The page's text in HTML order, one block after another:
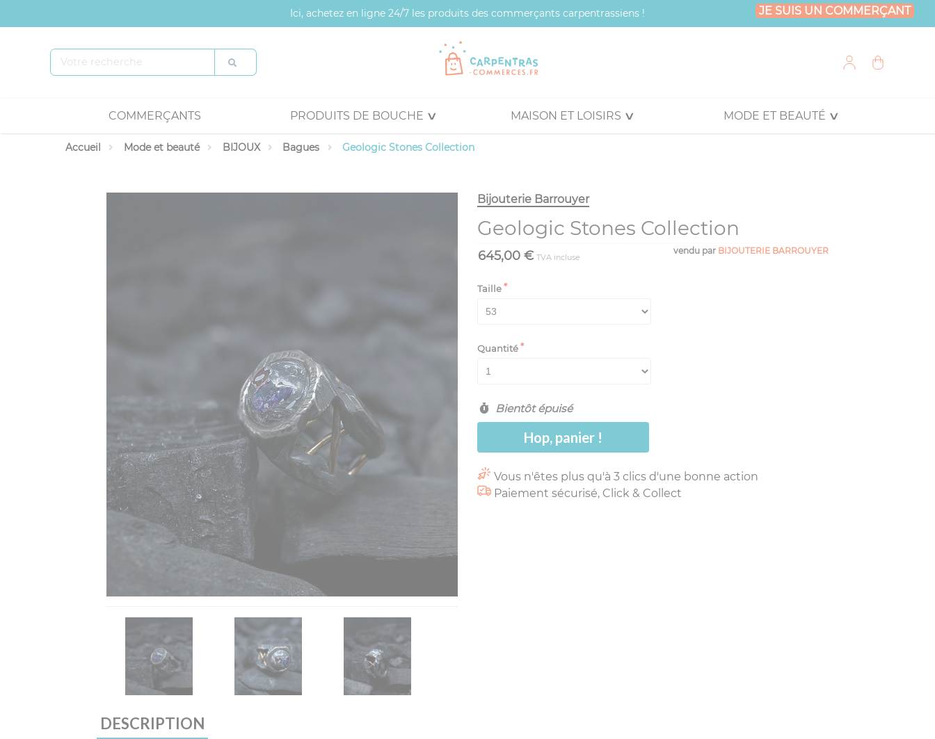
Ici, achetez en ligne 24/7 les produits des commerçants carpentrassiens ! JE SUIS UN COMMERÇANT
COMMERÇANTS PRODUITS DE BOUCHE MAISON ET LOISIRS MODE ET BEAUTÉ
Accueil Mode et beauté BIJOUX Bagues Geologic Stones Collection
Bijouterie Barrouyer
Geologic Stones Collection
vendu par BIJOUTERIE BARROUYER
645,00 € TVA incluse
Taille
Quantité
Bientôt épuisé
Hop, panier !
Vous n'êtes plus qu'à 3 clics d'une bonne action
Paiement sécurisé, Click & Collect
DESCRIPTION